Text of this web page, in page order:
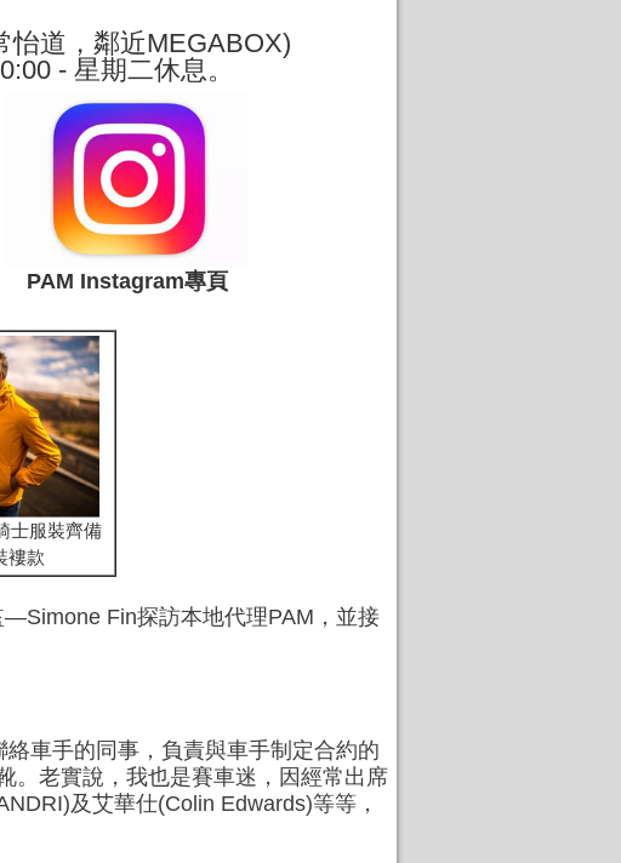
怡道，鄰近MEGABOX)
- 星期二休息。
PAM Instagram專頁
士服裝齊備
褸款
Fin探訪本地代理PAM，並接
車手的同事，負責與車手制定合約的
。老實說，我也是賽車迷，因經常出席
及艾華仕(Colin Edwards)等等，